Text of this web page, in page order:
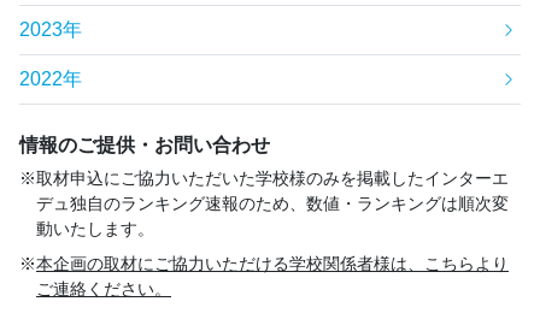
2023年
2022年
情報のご提供・お問い合わせ
取材申込にご協力いただいた学校様のみを掲載したインターエ
デュ独自のランキング速報のため、数値・ランキングは順次変
動いたします。
本企画の取材にご協力いただける学校関係者様は、こちらより
ご連絡ください。